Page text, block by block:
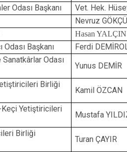
Odası Başkanı
Vet. Hek.
Nevruz
Hasan YALÇIN
Başkanı
Ferdi
Odası
Yunus DEMİR
Birliği
Kamil ÖZCAN
Keçi Yetiştiricileri
Mustafa
Birliği
Turan ÇAYIR